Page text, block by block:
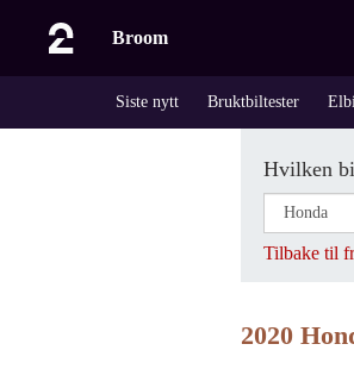
Broom
Siste nytt Bruktbiltester
Hvilken
Tilbake til
2020